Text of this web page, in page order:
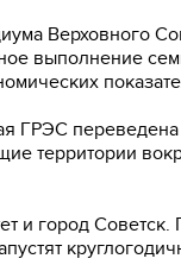
Верховного
выполнение
ГРЭС переведена
территории
и город Советск.